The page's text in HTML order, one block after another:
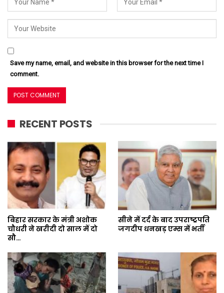
Save my name, email, and website in this browser for the next time I
comment.
RECENT POSTS
बिहार सरकार के मंत्री अशोक
चौधरी ने खरीदी दो साल में दो
सौ…
सीने में दर्द के बाद उपराष्ट्रपति
जगदीप धनखड़ एम्स में भर्ती